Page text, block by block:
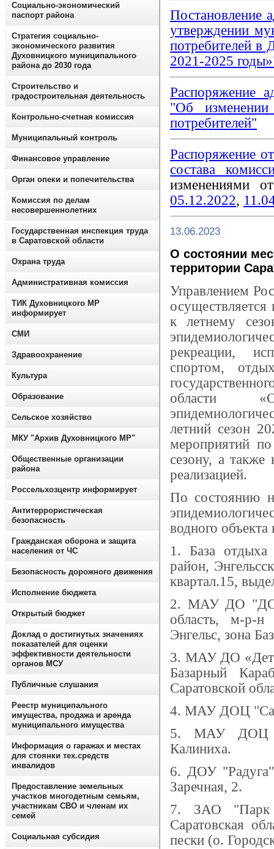
Постановление
утверждении
потребителей в
2021-2025
Распоряжение
"Об
потребителей"
Распоряжение
состава
изменениями
05.12.2022,
13.06.2023
О состоянии
территории
Управлением
осуществляется
к летнему
рекреации,
спортом,
области
летний сезон
мероприятий
сезону, а
реализацией.
По состоянию
водного
1.База отдыха
район,
квартал.15,
2. МАУ ДО
область, м-р-н
Энгельс, зона
3. МАУ ДО
Базарный
Саратовской
4. МАУ ДОЦ
5. МАУ ДОЦ
Калиниха.
6. ДОУ
Заречная, 2.
7. ЗАО "Парк
Саратовская
пески (о.
Социально-экономический
паспорт района
Стратегия социально-
экономического развития
Духовницкого муниципального
района до 2030 года
Строительство и
градостроительная деятельность
Контрольно-счетная комиссия
Муниципальный контроль
Финансовое управление
Орган опеки и попечительства
Комиссия по делам
несовершеннолетних
Государственная инспекция труда
в Саратовской области
Охрана труда
Административная комиссия
ТИК Духовницкого МР
информирует
СМИ
Здравоохранение
Культура
Образование
Сельское хозяйство
МКУ "Архив Духовницкого МР"
Общественные организации
района
Россельхозцентр информирует
Антитеррористическая
безопасность
Гражданская оборона и защита
населения от ЧС
Безопасность дорожного движения
Исполнение бюджета
Открытый бюджет
Доклад о достигнутых значениях
показателей для оценки
эффективности деятельности
органов МСУ
Публичные слушания
Реестр муниципального
имущества, продажа и аренда
муниципального имущества
Информация о гаражах и местах
для стоянки тех.средств
инвалидов
Предоставление земельных
участков многодетным семьям,
участникам СВО и членам их
семей
Социальная субсидия